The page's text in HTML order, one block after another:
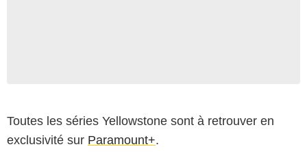
Toutes les séries Yellowstone sont à retrouver en
exclusivité sur Paramount+.